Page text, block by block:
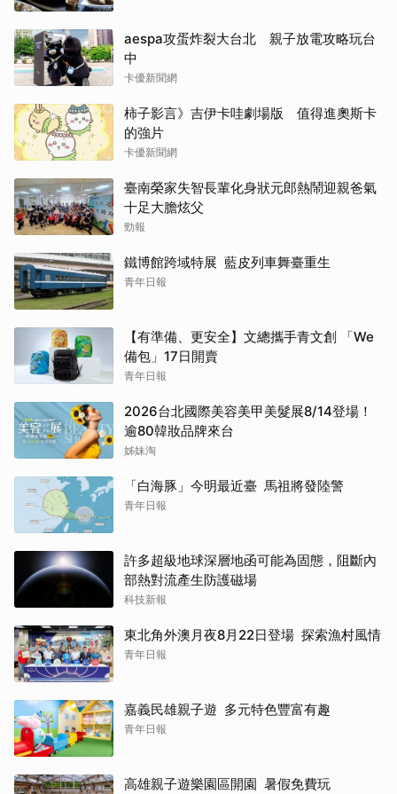
aespa攻蛋炸裂大台北 親子放電攻略玩台
中
卡優新聞網
柿子影言》吉伊卡哇劇場版 值得進奧斯卡
的強片
卡優新聞網
臺南榮家失智長輩化身狀元郎熱鬧迎親爸氣
十足大膽炫父
勁報
鐵博館跨域特展 藍皮列車舞臺重生
青年日報
【有準備、更安全】文總攜手青文創 「We
備包」17日開賣
青年日報
2026台北國際美容美甲美髮展8/14登場！
逾80韓妝品牌來台
姊妹淘
「白海豚」今明最近臺 馬祖將發陸警
青年日報
許多超級地球深層地函可能為固態，阻斷內
部熱對流產生防護磁場
科技新報
東北角外澳月夜8月22日登場 探索漁村風情
青年日報
嘉義民雄親子遊 多元特色豐富有趣
青年日報
高雄親子遊樂園區開園 暑假免費玩